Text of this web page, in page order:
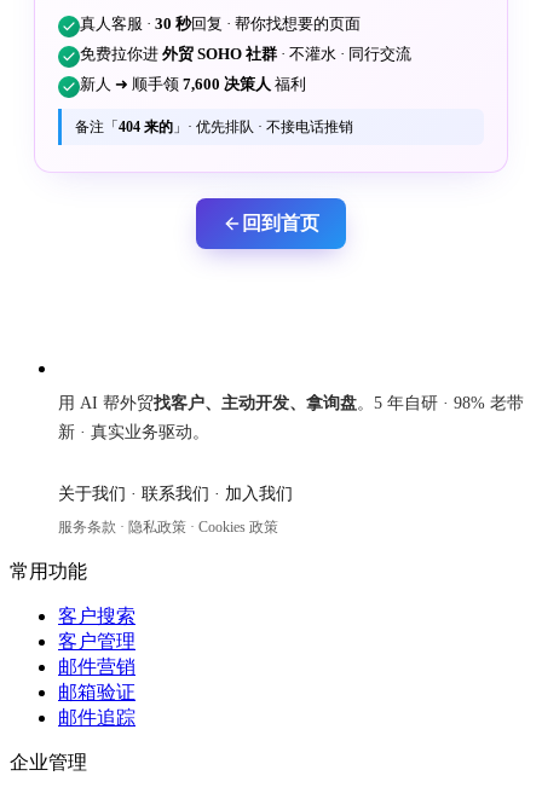
真人客服 ·30 秒回复 · 帮你找想要的页面
免费拉你进外贸 SOHO 社群 · 不灌水 · 同行交流
新人 ➜ 顺手领7,600 决策人 福利
备注「404 来的 」· 优先排队 · 不接电话推销
回到首页
用 AI 帮外贸找客户、主动开发、拿询盘。5 年自研 · 98% 老带
新 · 真实业务驱动。
关于我们 · 联系我们 · 加入我们
服务条款 · 隐私政策 · Cookies 政策
常用功能
客户搜索
客户管理
邮件营销
邮箱验证
邮件追踪
企业管理